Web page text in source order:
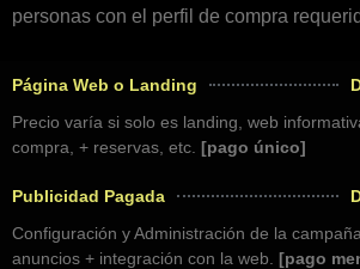
personas con el perfil de compra
Página Web o Landing
Precio varía si solo es landing, web
compra, + reservas, etc. [pago único]
Publicidad Pagada
Configuración y Administración de la
anuncios + integración con la web. [pago